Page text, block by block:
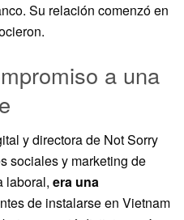
Su relación comenzó en
a una
y directora de Not Sorry
sociales y marketing de
laboral, era una
de instalarse en Vietnam